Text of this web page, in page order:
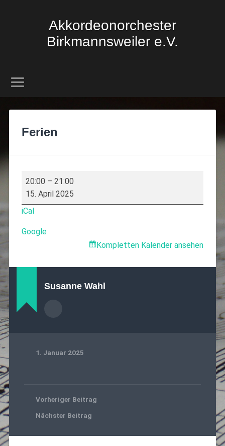
Akkordeonorchester
Birkmannsweiler e.V.
Ferien
20:00 – 21:00
15. April 2025
iCal
Google
Kompletten Kalender ansehen
Susanne Wahl
1. Januar 2025
Vorheriger Beitrag
Nächster Beitrag